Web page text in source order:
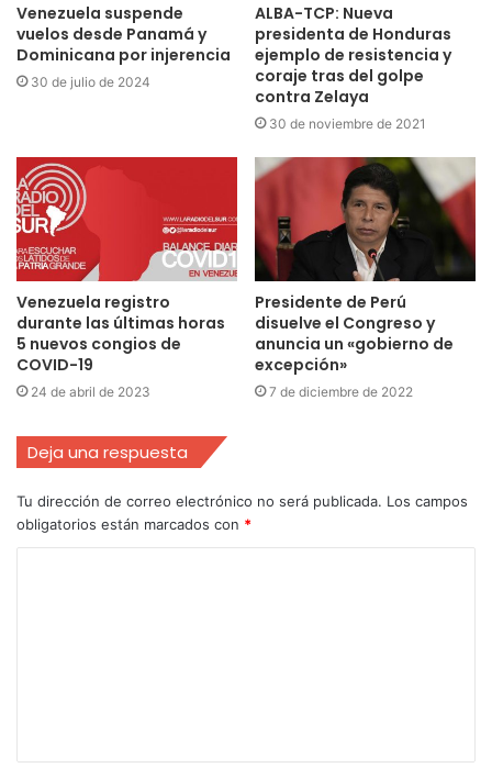
Venezuela suspende
vuelos desde Panamá y
Dominicana por injerencia
30 de julio de 2024
ALBA-TCP: Nueva
presidenta de Honduras
ejemplo de resistencia y
coraje tras del golpe
contra Zelaya
30 de noviembre de 2021
Venezuela registro
durante las últimas horas
5 nuevos congios de
COVID-19
24 de abril de 2023
Presidente de Perú
disuelve el Congreso y
anuncia un «gobierno de
excepción»
7 de diciembre de 2022
Deja una respuesta
Tu dirección de correo electrónico no será publicada. Los campos
obligatorios están marcados con *